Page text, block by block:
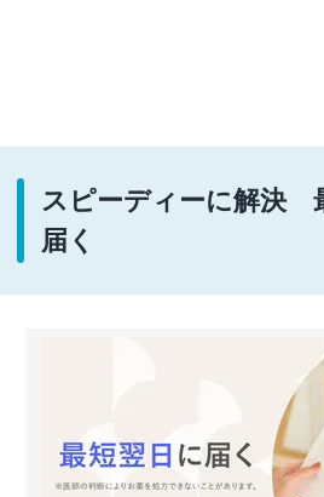
スピーディーに解決
届く